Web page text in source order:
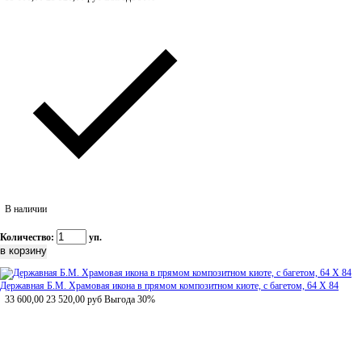
В наличии
Количество: уп.
Державная Б.М. Храмовая икона в прямом композитном киоте, с багетом, 64 Х 84
33 600,00 23 520,00 руб Выгода 30%